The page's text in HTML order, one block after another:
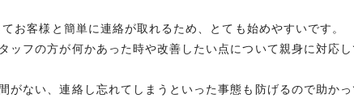
お客様と簡単に連絡が取れるため、とても始めやすいです。
ッフの方が何かあった時や改善したい点について親身に対応